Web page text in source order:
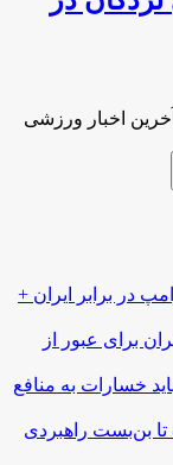
در برابر ایران +
برای عبور از
خسارات به منافع
تا بن‌بست راهبردی